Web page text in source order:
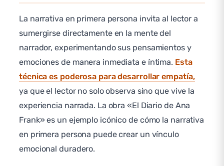
La narrativa en primera persona invita al lector a
sumergirse directamente en la mente del
narrador, experimentando sus pensamientos y
emociones de manera inmediata e íntima. Esta
técnica es poderosa para desarrollar empatía,
ya que el lector no solo observa sino que vive la
experiencia narrada. La obra «El Diario de Ana
Frank» es un ejemplo icónico de cómo la narrativa
en primera persona puede crear un vínculo
emocional duradero.